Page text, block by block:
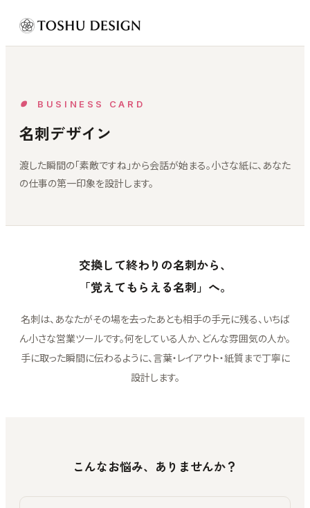
BUSINESS CARD
名刺デザイン
渡した瞬間の「素敵ですね」から会話が始まる。小さな紙に、あなた
の仕事の第一印象を設計します。
交換して終わりの名刺から、
「覚えてもらえる名刺」へ。
名刺は、あなたがその場を去ったあとも相手の手元に残る、いちば
ん小さな営業ツールです。何をしている人か、どんな雰囲気の人か。
手に取った瞬間に伝わるように、言葉・レイアウト・紙質まで丁寧に
設計します。
こんなお悩み、ありませんか？